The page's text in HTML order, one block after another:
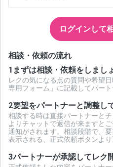
ログインして
相談・依頼の流れ
1 まずは相談・依頼をしまし
レクの気になる点の質問や希望
専用フォーム」に記載してパー
2要望をパートナーと調整し
相談する時は直接パートナーと
よりチャットで返信が来ますと
通知がされます。相談段階で、
表示される、正式依頼ボタンよ
3パートナーが承認してレク